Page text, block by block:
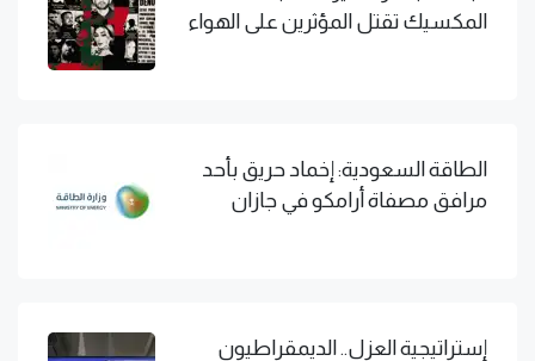
المكسيك تقتل المؤثرين على الهواء
الطاقة السعودية: إخماد حريق بأحد
مرافق مصفاة أرامكو في جازان
إستراتيجية العزل.. الديمقراطيون